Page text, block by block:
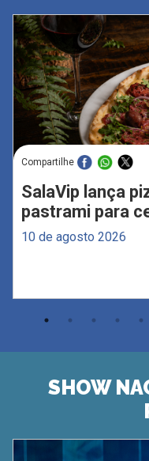
Compartilhe
SalaVip lança
pastrami para
10 de agosto 2026
SHOW